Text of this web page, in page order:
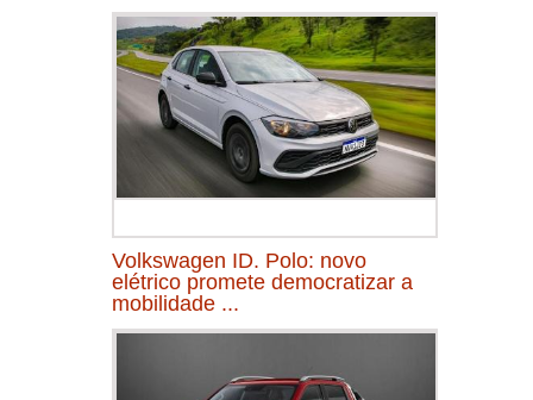
Volkswagen ID. Polo: novo
elétrico promete democratizar a
mobilidade ...